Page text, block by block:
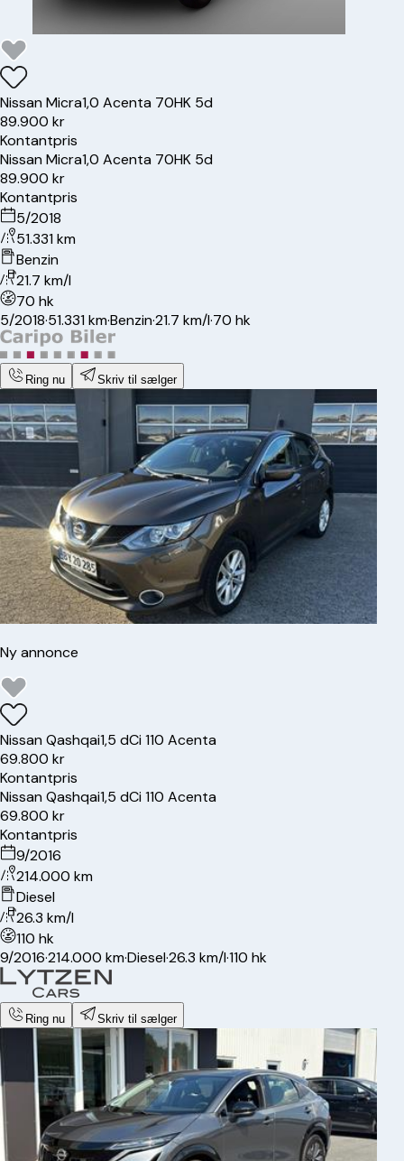
NissanMicra1,0 Acenta 70HK 5d
89.900 kr
Kontantpris
NissanMicra1,0 Acenta 70HK 5d
89.900 kr
Kontantpris
5/2018
51.331 km
Benzin
21.7 km/l
70 hk
5/2018·51.331 km·Benzin·21.7 km/l·70 hk
Ring nu Skriv til sælger
Ny annonce
NissanQashqai1,5 dCi 110 Acenta
69.800 kr
Kontantpris
NissanQashqai1,5 dCi 110 Acenta
69.800 kr
Kontantpris
9/2016
214.000 km
Diesel
26.3 km/l
110 hk
9/2016·214.000 km·Diesel·26.3 km/l·110 hk
Ring nu Skriv til sælger